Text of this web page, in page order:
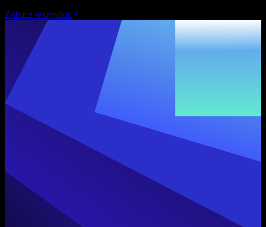
Zobacz wszystkie